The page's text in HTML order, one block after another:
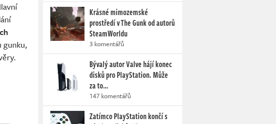
gunku,
Krásné mimozemské
prostředí v The Gunk od autorů
SteamWorldu
3 komentářů
Bývalý autor Valve hájí konec
disků pro PlayStation. Může
za to…
147 komentářů
Zatímco PlayStation končí s